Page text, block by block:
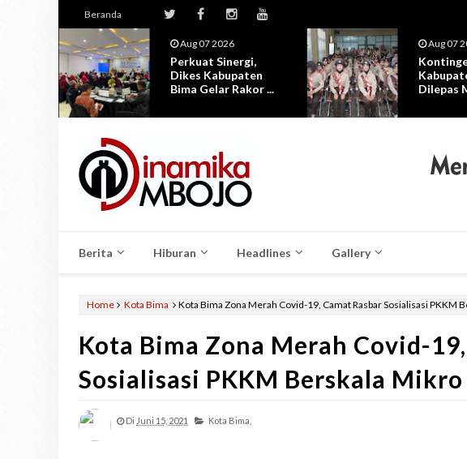
Beranda
Aug 07 2026
Perkuat Sinergi,
Dikes Kabupaten
Bima Gelar Rakor ...
Aug 07
Dilepas
Berita Hiburan Headlines Gallery
Home Kota Bima Kota Bima Zona Merah Covid-19, Camat Rasbar Sosialisasi PKKM
Kota Bima Zona Merah Covid-
Sosialisasi PKKM Berskala Mikro
Di Juni 15, 2021 Kota Bima,